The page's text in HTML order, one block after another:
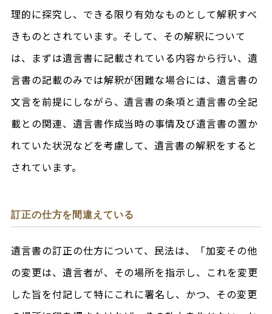
理的に探究し、できる限り有効なものとして解釈すべ
きものとされています。そして、その解釈について
は、まずは遺言書に記載されている内容から行い、遺
言書の記載のみでは解釈が困難な場合には、遺言書の
文言を前提にしながら、遺言書の条項と遺言書の全記
載との関連、遺言書作成当時の事情及び遺言書の置か
れていた状況などを考慮して、遺言書の解釈をすると
されています。
訂正の仕方を間違えている
遺言書の訂正の仕方について、民法は、「加変その他
の変更は、遺言者が、その場所を指示し、これを変更
した旨を付記して特にこれに署名し、かつ、その変更